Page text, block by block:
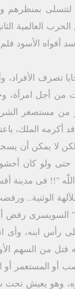
لتتسلى
العالمية
الأسود فلم
الأفراد،
من أجل امرأة،
من مستصغر
الملك،
لا يمكن أن يسجد
حتى ولو كان
اللّه "!! فى
الوثنية..
السويسرى رفض
ابنه، وأى
من السهم
أو المستعمر
وهو يعيش تحت